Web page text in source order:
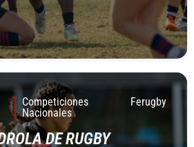
Competiciones
Nacionales
Ferugby
DE RUGBY